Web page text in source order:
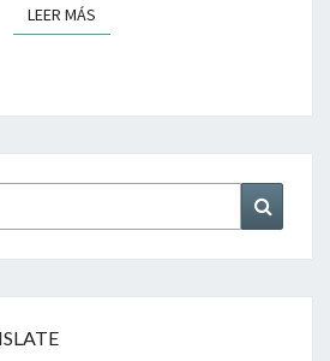
LEER MÁSLEER MÁS